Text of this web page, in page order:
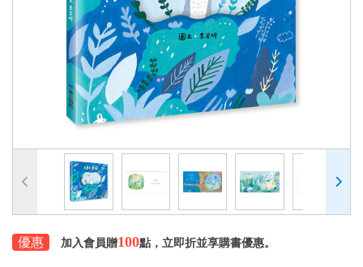
優惠 加入會員贈100點，立即折並享購書優惠。